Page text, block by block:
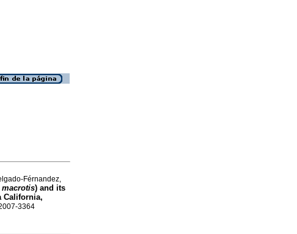
Férnandez,
macrotis) and its
California,
3364